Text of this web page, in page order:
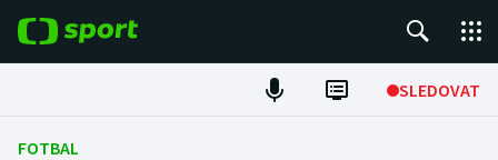
SLEDOVAT
Fotbal
FOTBAL